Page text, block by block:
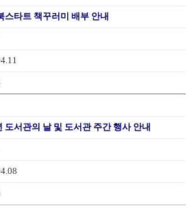
스타트 책꾸러미 배부 안내
도서관의 날 및 도서관 주간 행사 안내